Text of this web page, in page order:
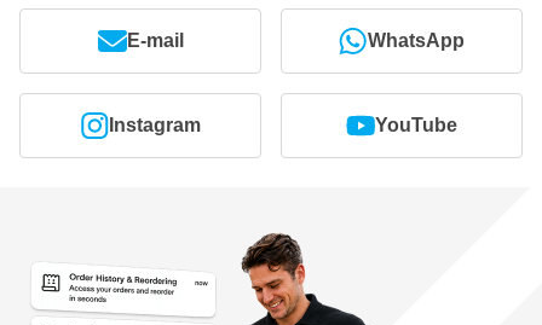
E-mail WhatsApp
Instagram YouTube